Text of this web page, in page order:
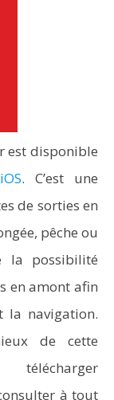
est disponible
iOS. C’est une
de sorties en
pêche ou
la possibilité
en amont afin
la navigation.
de cette
à tout